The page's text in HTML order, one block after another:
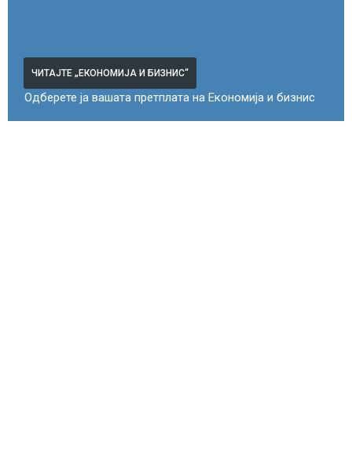
ЧИТАЈТЕ „ЕКОНОМИЈА И БИЗНИС“
Одберете ја вашата претплата на Економија и бизнис